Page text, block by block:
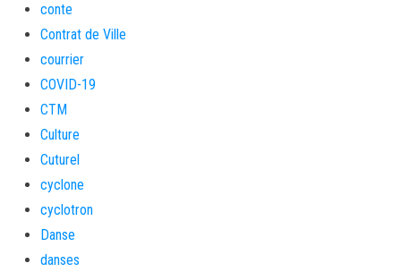
conte
Contrat de Ville
courrier
COVID-19
CTM
Culture
Cuturel
cyclone
cyclotron
Danse
danses